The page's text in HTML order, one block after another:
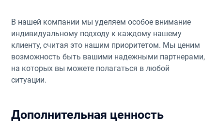
В нашей компании мы уделяем особое внимание
индивидуальному подходу к каждому нашему
клиенту, считая это нашим приоритетом. Мы ценим
возможность быть вашими надежными партнерами,
на которых вы можете полагаться в любой
ситуации.
Дополнительная ценность